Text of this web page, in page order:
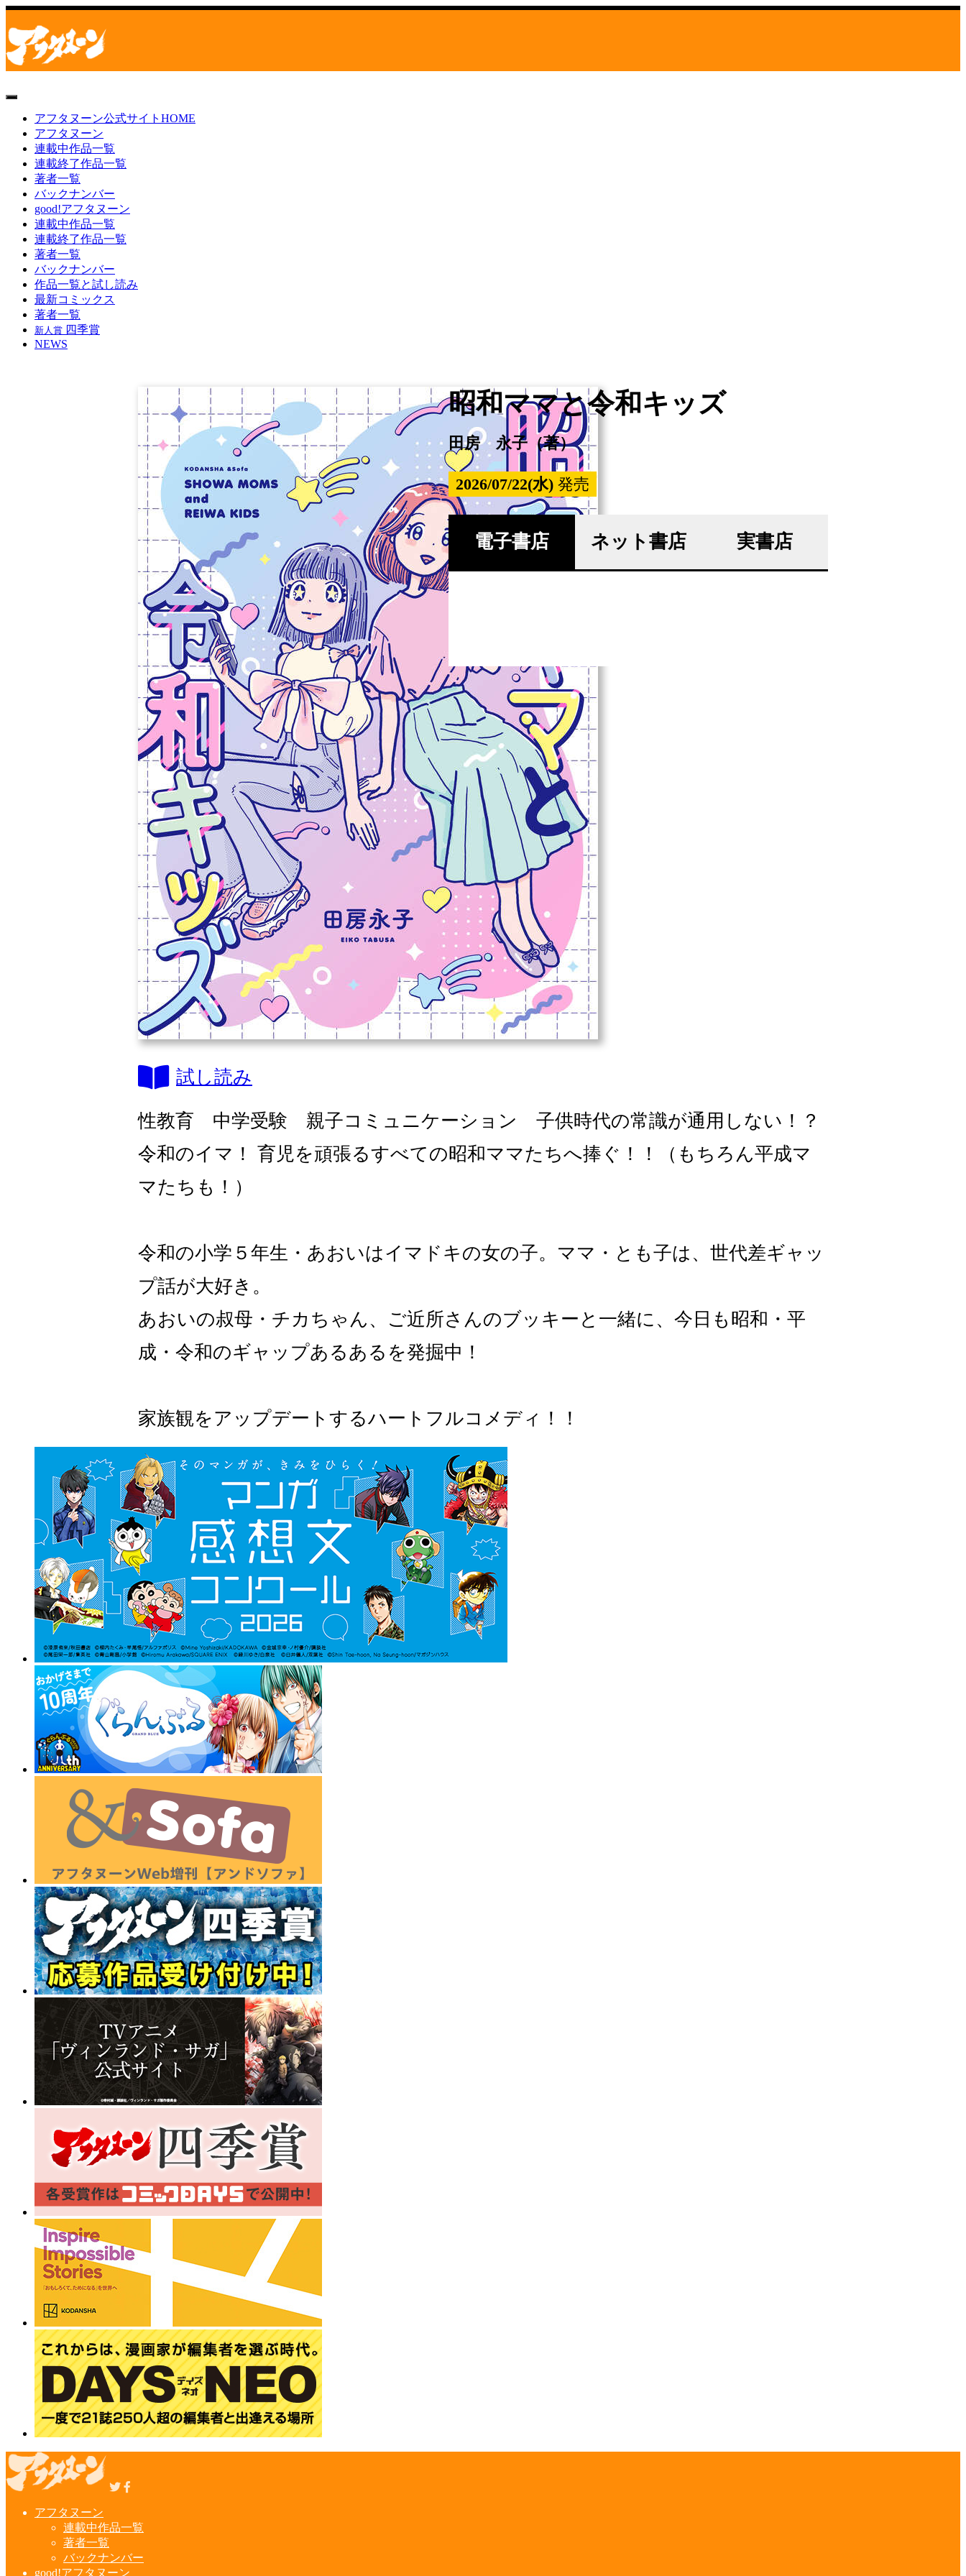
toggle
navigationアフタヌーン公式サイトHOME
アフタヌーン
連載中作品一覧
連載終了作品一覧
著者一覧
バックナンバー
good!アフタヌーン
連載中作品一覧
連載終了作品一覧
著者一覧
バックナンバー
作品一覧と試し読み
最新コミックス
著者一覧
新人賞 四季賞
NEWS
試し読み
昭和ママと令和キッズ
田房 永子（著）
2026/07/22(水) 発売
電子書店 ネット書店 実書店
性教育 中学受験 親子コミュニケーション 子供時代の常識が通用しない！？
令和のイマ！ 育児を頑張るすべての昭和ママたちへ捧ぐ！！（もちろん平成マ
マたちも！）
令和の小学５年生・あおいはイマドキの女の子。ママ・とも子は、世代差ギャッ
プ話が大好き。
あおいの叔母・チカちゃん、ご近所さんのブッキーと一緒に、今日も昭和・平
成・令和のギャップあるあるを発掘中！
家族観をアップデートするハートフルコメディ！！
アフタヌーン
連載中作品一覧
著者一覧
バックナンバー
good!アフタヌーン